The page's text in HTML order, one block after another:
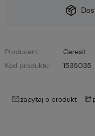
Producent:
Ceresit
Kod produktu:
1535035
zapytaj o produkt